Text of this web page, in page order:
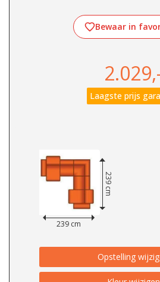
Bewaar in
Laagste prijs
239 cm
239 cm
Opstelling